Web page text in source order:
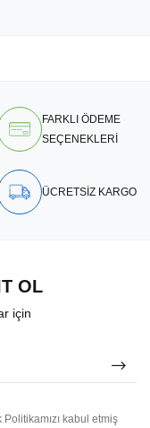
FARKLI ÖDEME
SEÇENEKLERİ
ÜCRETSİZ KARGO
OL
için
kabul etmiş